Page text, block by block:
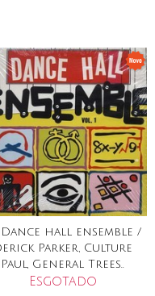
Dance hall ensemble /
Parker, Culture
Paul, General Trees..
Esgotado